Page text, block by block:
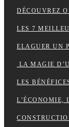
LA MAGIE
L’ÉCONOMIE,